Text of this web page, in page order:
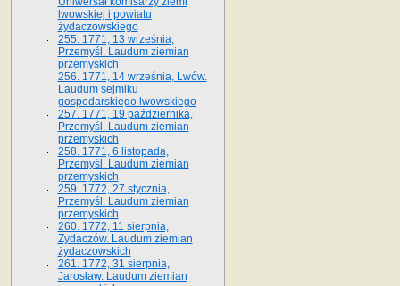
lwowskiej i powiatu
żydaczowskiego
255. 1771, 13 września,
Przemyśl. Laudum ziemian
przemyskich
256. 1771, 14 września, Lwów.
Laudum sejmiku
gospodarskiego lwowskiego
257. 1771, 19 października,
Przemyśl. Laudum ziemian
przemyskich
258. 1771, 6 listopada,
Przemyśl. Laudum ziemian
przemyskich
259. 1772, 27 stycznia,
Przemyśl. Laudum ziemian
przemyskich
260. 1772, 11 sierpnia,
Żydaczów. Laudum ziemian
żydaczowskich
261. 1772, 31 sierpnia,
Jarosław. Laudum ziemian